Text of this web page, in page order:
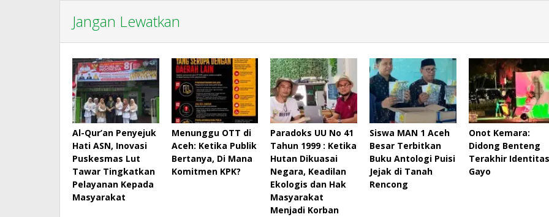
Jangan Lewatkan
Al-Qur’an Penyejuk
Hati ASN, Inovasi
Puskesmas Lut
Tawar Tingkatkan
Pelayanan Kepada
Masyarakat
Menunggu OTT di
Aceh: Ketika Publik
Bertanya, Di Mana
Komitmen KPK?
Paradoks UU No 41
Tahun 1999 : Ketika
Hutan Dikuasai
Negara, Keadilan
Ekologis dan Hak
Masyarakat
Menjadi Korban
Siswa MAN 1 Aceh
Besar Terbitkan
Buku Antologi Puisi
Jejak di Tanah
Rencong
Onot Kemara:
Didong Benteng
Terakhir Identitas
Gayo